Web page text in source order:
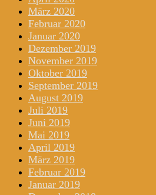
März 2020
Februar 2020
Januar 2020
Dezember 2019
November 2019
Oktober 2019
September 2019
August 2019
Juli 2019
Juni 2019
Mai 2019
April 2019
März 2019
Februar 2019
Januar 2019